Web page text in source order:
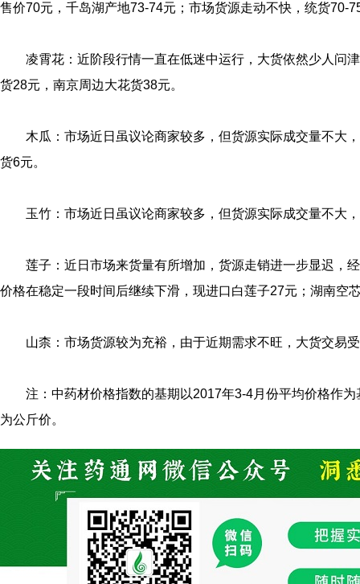
售价70元，千岛湖产地73-74元；市场货源走动不快，统货70-
凌霄花：近阶段行情一直在低迷中运行，大货依然少人问
货28元，南京周边大花货38元。
木瓜：市场近日虽议论商家较多，但货源实际成交量不大
货6元。
玉竹：市场近日虽议论商家较多，但货源实际成交量不大
莲子：近日市场来货量有所增加，货源走销进一步显迟，
价格在稳定一段时间后继续下滑，现进口白莲子27元；湖南空
山柰：市场货源较为充裕，由于近期需求不旺，大货交易
注：中药材价格指数的基期以2017年3-4月份平均价格作
为公斤价。